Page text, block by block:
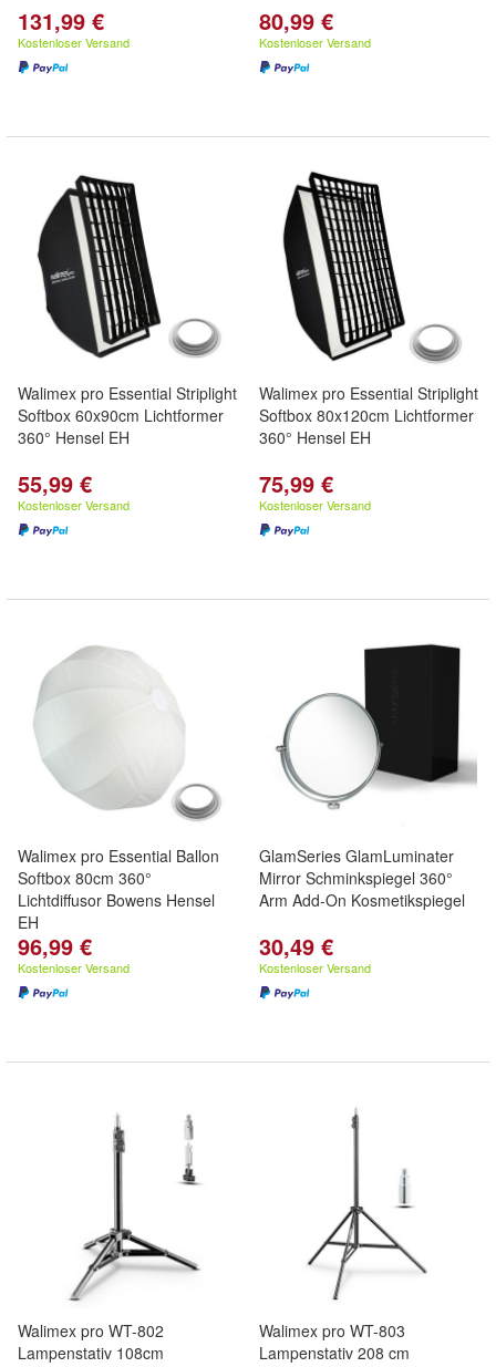
131,99 €
Kostenloser Versand
80,99 €
Kostenloser Versand
Walimex pro Essential Striplight
Softbox 60x90cm Lichtformer
360° Hensel EH
55,99 €
Kostenloser Versand
Walimex pro Essential Striplight
Softbox 80x120cm Lichtformer
360° Hensel EH
75,99 €
Kostenloser Versand
Walimex pro Essential Ballon
Softbox 80cm 360°
Lichtdiffusor Bowens Hensel
EH
96,99 €
Kostenloser Versand
GlamSeries GlamLuminater
Mirror Schminkspiegel 360°
Arm Add-On Kosmetikspiegel
30,49 €
Kostenloser Versand
Walimex pro WT-802
Lampenstativ 108cm
Walimex pro WT-803
Lampenstativ 208 cm